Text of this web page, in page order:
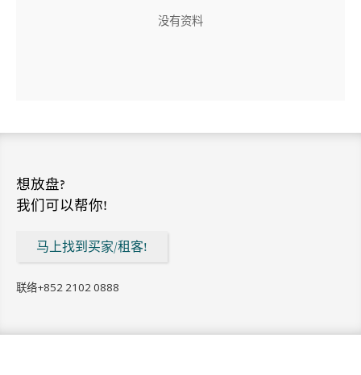
没有资料
想放盘?
我们可以帮你!
马上找到买家/租客!
联络+852 2102 0888